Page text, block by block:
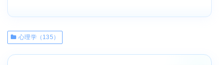
心理学（135）